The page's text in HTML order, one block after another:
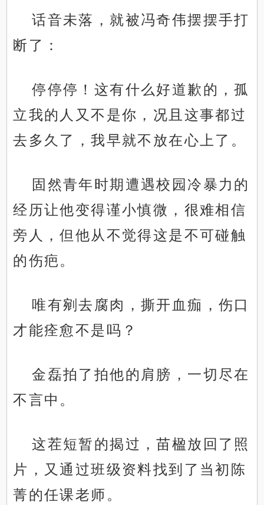
话音未落，就被冯奇伟摆摆手打
断了：
停停停！这有什么好道歉的，孤
立我的人又不是你，况且这事都过
去多久了，我早就不放在心上了。
固然青年时期遭遇校园冷暴力的
经历让他变得谨小慎微，很难相信
旁人，但他从不觉得这是不可碰触
的伤疤。
唯有剜去腐肉，撕开血痂，伤口
才能痊愈不是吗？
金磊拍了拍他的肩膀，一切尽在
不言中。
这茬短暂的揭过，苗楹放回了照
片，又通过班级资料找到了当初陈
菁的任课老师。